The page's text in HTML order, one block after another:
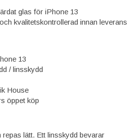
glas för iPhone 13
kvalitetskontrollerad innan leverans
13
/ linsskydd
House
öppet köp
lätt. Ett linsskydd bevarar